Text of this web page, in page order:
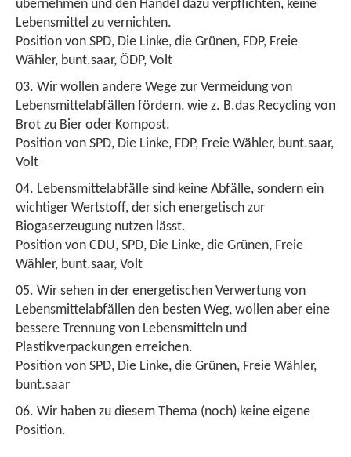
übernehmen und den Handel dazu verpflichten, keine
Lebensmittel zu vernichten.
Position von SPD, Die Linke, die Grünen, FDP, Freie
Wähler, bunt.saar, ÖDP, Volt
Wir wollen andere Wege zur Vermeidung von
Lebensmittelabfällen fördern, wie z. B.das Recycling von
Brot zu Bier oder Kompost.
Position von SPD, Die Linke, FDP, Freie Wähler, bunt.saar,
Volt
Lebensmittelabfälle sind keine Abfälle, sondern ein
wichtiger Wertstoff, der sich energetisch zur
Biogaserzeugung nutzen lässt.
Position von CDU, SPD, Die Linke, die Grünen, Freie
Wähler, bunt.saar, Volt
Wir sehen in der energetischen Verwertung von
Lebensmittelabfällen den besten Weg, wollen aber eine
bessere Trennung von Lebensmitteln und
Plastikverpackungen erreichen.
Position von SPD, Die Linke, die Grünen, Freie Wähler,
bunt.saar
Wir haben zu diesem Thema (noch) keine eigene
Position.